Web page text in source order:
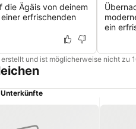
die Ägäis von deinem
erfrischenden
ein
und ist möglicherweise nicht zu
Unterkünfte